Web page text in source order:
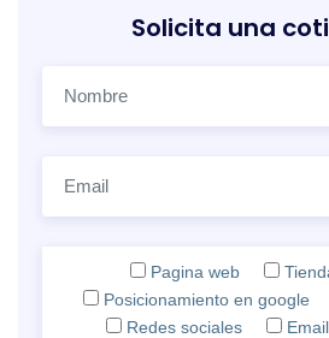
Solicita una
Pagina web
Posicionamiento en google
Redes sociales